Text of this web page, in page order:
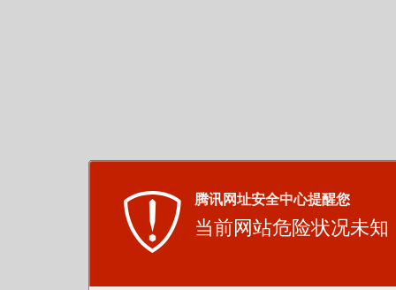
腾讯网址安全中心提醒您
当前网站危险状况未知